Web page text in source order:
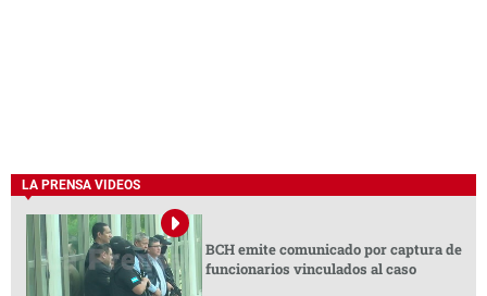
LA PRENSA VIDEOS
BCH emite comunicado por captura de
funcionarios vinculados al caso